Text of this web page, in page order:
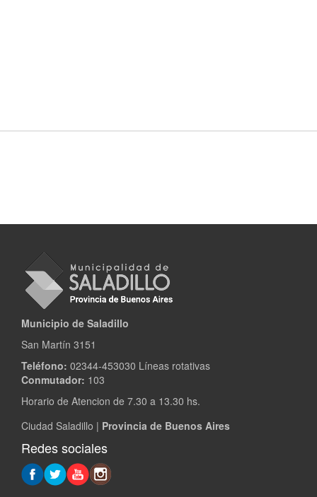
Municipio de Saladillo
San Martín 3151
Teléfono: 02344-453030 Líneas rotativas
Conmutador: 103
Horario de Atencion de 7.30 a 13.30 hs.
Ciudad Saladillo | Provincia de Buenos Aires
Redes sociales